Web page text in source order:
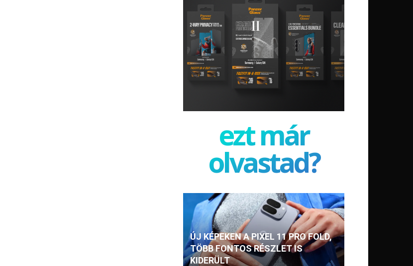
ezt már
olvastad?
ÚJ KÉPEKEN A PIXEL 11 PRO FOLD,
TÖBB FONTOS RÉSZLET IS
KIDERÜLT